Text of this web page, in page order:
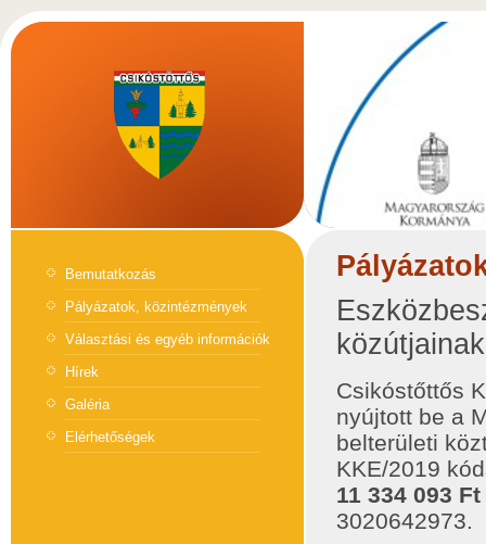
Bemutatkozás
Pályázatok, közintézmények
Választási és egyéb információk
Hírek
Galéria
Elérhetőségek
Csikóstőttős
nyújtott be a
belterületi
KKE/2019
11 334 093 Ft
3020642973.